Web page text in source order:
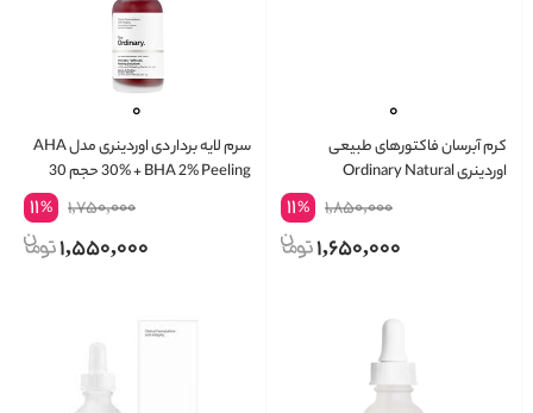
کرم آبرسان فاکتورهای طبیعی
اوردینری Ordinary Natural
Moisturizing Factors HA حجم 30 1,850,000
11%
1,650,000
سرم لایه بردار دی اوردینری مدل AHA
30% + BHA 2% Peeling حجم 30
1,750,000
11%
1,550,000